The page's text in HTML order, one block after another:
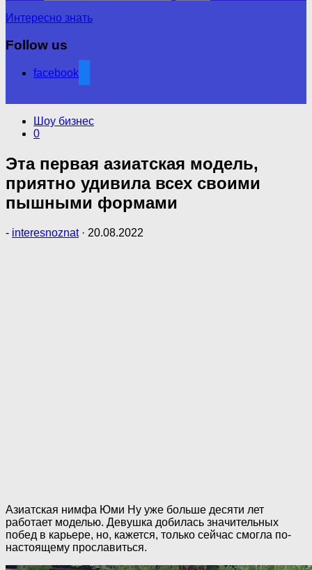
Интересно знать
Follow us
facebook
Шоу бизнес
0
Эта первая азиатская модель,
приятно удивила всех своими
пышными формами
- interesnoznat · 20.08.2022
Азиатская нимфа Юми Ну уже больше десяти лет
работает моделью. Девушка добилась значительных
побед в карьере, но, кажется, только сейчас смогла по-
настоящему прославиться.